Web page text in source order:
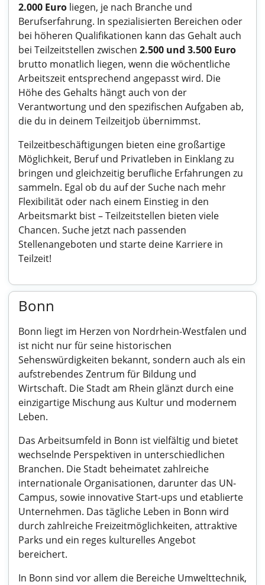
2.000 Euro liegen, je nach Branche und
Berufserfahrung. In spezialisierten Bereichen oder
bei höheren Qualifikationen kann das Gehalt auch
bei Teilzeitstellen zwischen 2.500 und 3.500 Euro
brutto monatlich liegen, wenn die wöchentliche
Arbeitszeit entsprechend angepasst wird. Die
Höhe des Gehalts hängt auch von der
Verantwortung und den spezifischen Aufgaben ab,
die du in deinem Teilzeitjob übernimmst.
Teilzeitbeschäftigungen bieten eine großartige
Möglichkeit, Beruf und Privatleben in Einklang zu
bringen und gleichzeitig berufliche Erfahrungen zu
sammeln. Egal ob du auf der Suche nach mehr
Flexibilität oder nach einem Einstieg in den
Arbeitsmarkt bist – Teilzeitstellen bieten viele
Chancen. Suche jetzt nach passenden
Stellenangeboten und starte deine Karriere in
Teilzeit!
Bonn
Bonn liegt im Herzen von Nordrhein-Westfalen und
ist nicht nur für seine historischen
Sehenswürdigkeiten bekannt, sondern auch als ein
aufstrebendes Zentrum für Bildung und
Wirtschaft. Die Stadt am Rhein glänzt durch eine
einzigartige Mischung aus Kultur und modernem
Leben.
Das Arbeitsumfeld in Bonn ist vielfältig und bietet
wechselnde Perspektiven in unterschiedlichen
Branchen. Die Stadt beheimatet zahlreiche
internationale Organisationen, darunter das UN-
Campus, sowie innovative Start-ups und etablierte
Unternehmen. Das tägliche Leben in Bonn wird
durch zahlreiche Freizeitmöglichkeiten, attraktive
Parks und ein reges kulturelles Angebot
bereichert.
In Bonn sind vor allem die Bereiche Umwelttechnik,